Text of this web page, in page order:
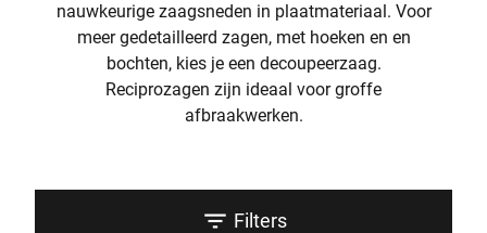
nauwkeurige zaagsneden in plaatmateriaal. Voor
meer gedetailleerd zagen, met hoeken en en
bochten, kies je een decoupeerzaag.
Reciprozagen zijn ideaal voor groffe
afbraakwerken.
Filters